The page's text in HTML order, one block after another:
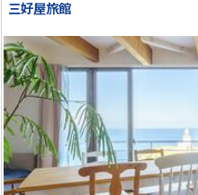
三好屋旅館